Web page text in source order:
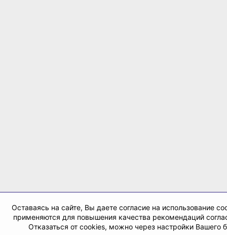
Оставаясь на сайте, Вы даете согласие на использование
применяются для повышения качества рекомендаций
Отказаться от cookies, можно через настройки Вашего